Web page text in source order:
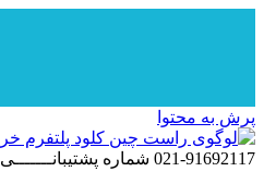
پرش به محتوا
021-91692117 شماره پشتیبانـــــــی